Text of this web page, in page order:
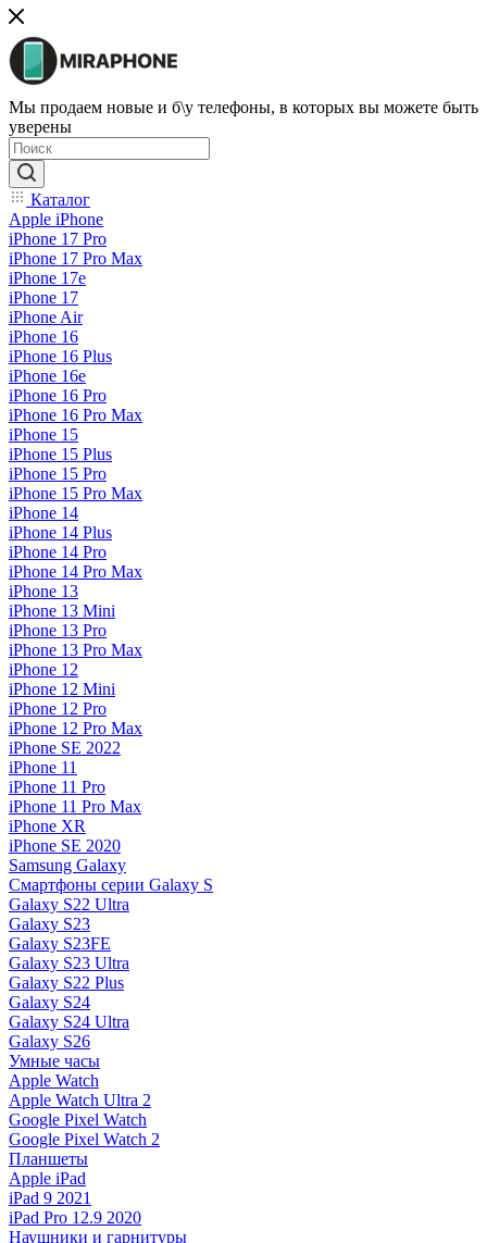
Мы продаем новые и б\у телефоны, в которых вы можете быть
уверены
Каталог
Apple iPhone
iPhone 17 Pro
iPhone 17 Pro Max
iPhone 17e
iPhone 17
iPhone Air
iPhone 16
iPhone 16 Plus
iPhone 16e
iPhone 16 Pro
iPhone 16 Pro Max
iPhone 15
iPhone 15 Plus
iPhone 15 Pro
iPhone 15 Pro Max
iPhone 14
iPhone 14 Plus
iPhone 14 Pro
iPhone 14 Pro Max
iPhone 13
iPhone 13 Mini
iPhone 13 Pro
iPhone 13 Pro Max
iPhone 12
iPhone 12 Mini
iPhone 12 Pro
iPhone 12 Pro Max
iPhone SE 2022
iPhone 11
iPhone 11 Pro
iPhone 11 Pro Max
iPhone XR
iPhone SE 2020
Samsung Galaxy
Смартфоны серии Galaxy S
Galaxy S22 Ultra
Galaxy S23
Galaxy S23FE
Galaxy S23 Ultra
Galaxy S22 Plus
Galaxy S24
Galaxy S24 Ultra
Galaxy S26
Умные часы
Apple Watch
Apple Watch Ultra 2
Google Pixel Watch
Google Pixel Watch 2
Планшеты
Apple iPad
iPad 9 2021
iPad Pro 12.9 2020
Наушники и гарнитуры